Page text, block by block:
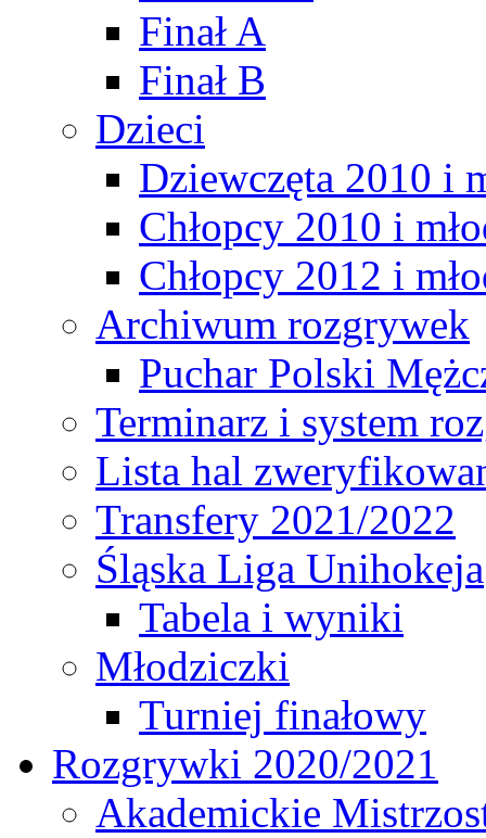
Finał A
Finał B
Dzieci
Dziewczęta 2010 i
Chłopcy 2010 i
Chłopcy 2012 i
Archiwum rozgrywek
Puchar Polski
Terminarz i system
Lista hal
Transfery 2021/2022
Śląska Liga Unihokeja
Tabela i wyniki
Młodziczki
Turniej finałowy
Rozgrywki 2020/2021
Akademickie